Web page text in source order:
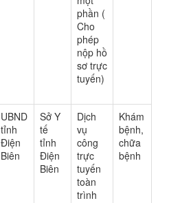
phần (
Cho
phép
nộp hồ
sơ trực
tuyến)
UBND
tỉnh
Điện
Biên
Sở Y
tế
tỉnh
Điện
Biên
Dịch
vụ
công
trực
tuyến
toàn
trình
Khám
bệnh,
chữa
bệnh